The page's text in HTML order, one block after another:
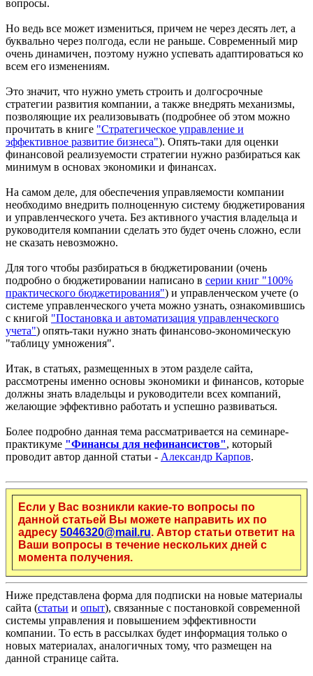
вопросы.
Но ведь все может измениться, причем не через десять лет, а
буквально через полгода, если не раньше. Современный мир
очень динамичен, поэтому нужно успевать адаптироваться ко
всем его изменениям.
Это значит, что нужно уметь строить и долгосрочные
стратегии развития компании, а также внедрять механизмы,
позволяющие их реализовывать (подробнее об этом можно
прочитать в книге "Стратегическое управление и
эффективное развитие бизнеса"). Опять-таки для оценки
финансовой реализуемости стратегии нужно разбираться как
минимум в основах экономики и финансах.
На самом деле, для обеспечения управляемости компании
необходимо внедрить полноценную систему бюджетирования
и управленческого учета. Без активного участия владельца и
руководителя компании сделать это будет очень сложно, если
не сказать невозможно.
Для того чтобы разбираться в бюджетировании (очень
подробно о бюджетировании написано в серии книг "100%
практического бюджетирования") и управленческом учете (о
системе управленческого учета можно узнать, ознакомившись
с книгой "Постановка и автоматизация управленческого
учета") опять-таки нужно знать финансово-экономическую
"таблицу умножения".
Итак, в статьях, размещенных в этом разделе сайта,
рассмотрены именно основы экономики и финансов, которые
должны знать владельцы и руководители всех компаний,
желающие эффективно работать и успешно развиваться.
Более подробно данная тема рассматривается на семинаре-
практикуме "Финансы для нефинансистов", который
проводит автор данной статьи - Александр Карпов.
Если у Вас возникли какие-то вопросы по
данной статьей Вы можете направить их по
адресу 5046320@mail.ru. Автор статьи ответит на
Ваши вопросы в течение нескольких дней с
момента получения.
Ниже представлена форма для подписки на новые материалы
сайта (статьи и опыт), связанные с постановкой современной
системы управления и повышением эффективности
компании. То есть в рассылках будет информация только о
новых материалах, аналогичных тому, что размещен на
данной странице сайта.